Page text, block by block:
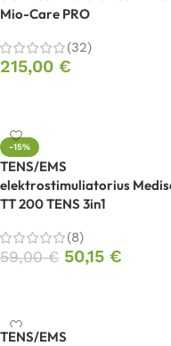
Mio-Care PRO
(32)
215,00 €
-15%
TENS/EMS
elektrostimuliatorius
TT 200 TENS 3in1
(8)
59,00€ 50,15 €
TENS/EMS